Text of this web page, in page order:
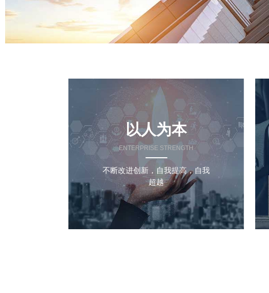
以人为本
ENTERPRISE STRENGTH
不断改进创新，自我提高，自我
超越